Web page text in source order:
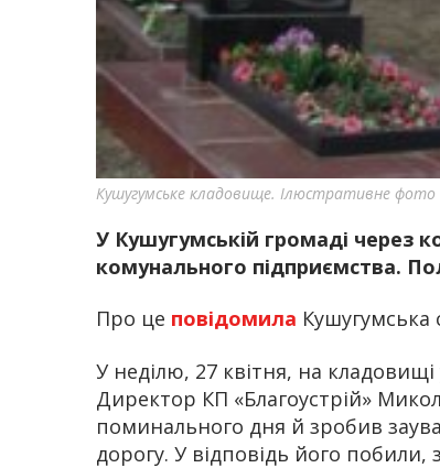
Кушугумське кладовище. Ілюстративне фото
У Кушугумській громаді через
комунального підприємства.
Про це повідомила
У неділю, 27 квітня, на кладовищі
Директор КП «Благоустрій»
поминального дня й зробив
дорогу. У відповідь його побили,